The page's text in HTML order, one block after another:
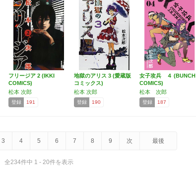
フリージア 2 (IKKI
COMICS)
松本 次郎
登録 191
地獄のアリス 3 (愛蔵版
コミックス)
松本 次郎
登録 190
女子攻兵 ４ (BUNCH
COMICS)
松本 次郎
登録 187
3 4 5 6 7 8 9 次 最後
全234件中 1 - 20件を表示